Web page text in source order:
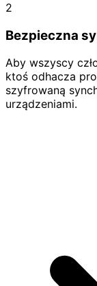
2
Bezpieczna
Aby wszyscy
ktoś odhacza
szyfrowaną
urządzeniami.